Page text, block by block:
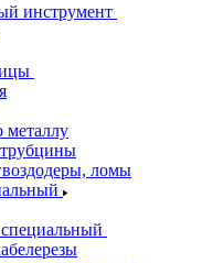
инструмент
ломы